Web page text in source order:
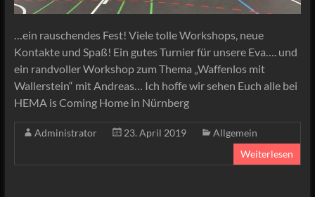
…ein rauschendes Fest! Viele tolle Workshops, neue
Kontakte und Spaß! Ein gutes Turnier für unsere Eva…. und
ein randvoller Workshop zum Thema „Waffenlos mit
Wallerstein“ mit Andreas… Ich hoffe wir sehen Euch alle bei
HEMA is Coming Home in Nürnberg
Administrator 23. April 2019
Allgemein
Weiterlesen